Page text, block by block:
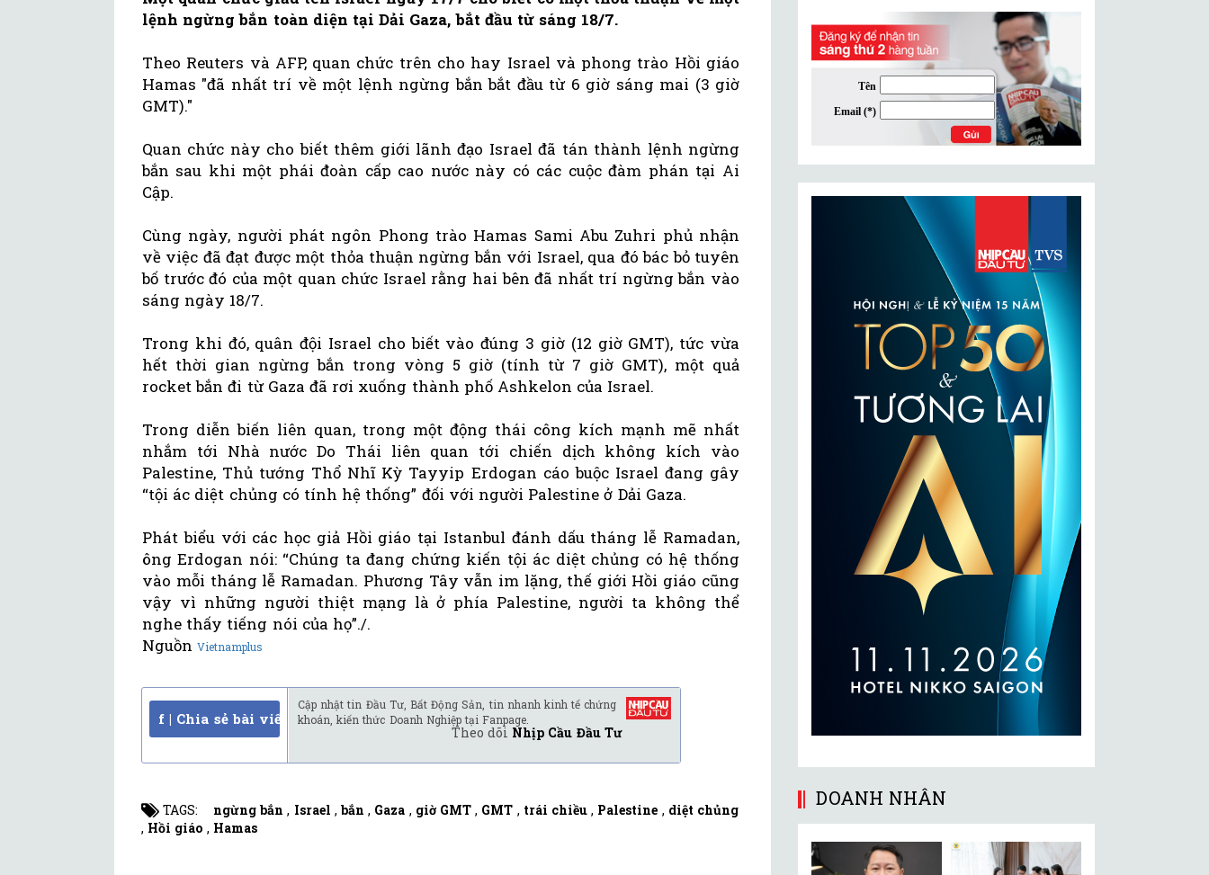
lệnh ngừng bắn toàn diện tại Dải Gaza, bắt đầu từ sáng 18/7.
Theo Reuters và AFP, quan chức trên cho hay Israel và phong trào Hồi giáo
Hamas "đã nhất trí về một lệnh ngừng bắn bắt đầu từ 6 giờ sáng mai (3 giờ
GMT)."
Quan chức này cho biết thêm giới lãnh đạo Israel đã tán thành lệnh ngừng
bắn sau khi một phái đoàn cấp cao nước này có các cuộc đàm phán tại Ai
Cập.
Cùng ngày, người phát ngôn Phong trào Hamas Sami Abu Zuhri phủ nhận
về việc đã đạt được một thỏa thuận ngừng bắn với Israel, qua đó bác bỏ tuyên
bố trước đó của một quan chức Israel rằng hai bên đã nhất trí ngừng bắn vào
sáng ngày 18/7.
Trong khi đó, quân đội Israel cho biết vào đúng 3 giờ (12 giờ GMT), tức vừa
hết thời gian ngừng bắn trong vòng 5 giờ (tính từ 7 giờ GMT), một quả
rocket bắn đi từ Gaza đã rơi xuống thành phố Ashkelon của Israel.
Trong diễn biến liên quan, trong một động thái công kích mạnh mẽ nhất
nhắm tới Nhà nước Do Thái liên quan tới chiến dịch không kích vào
Palestine, Thủ tướng Thổ Nhĩ Kỳ Tayyip Erdogan cáo buộc Israel đang gây
“tội ác diệt chủng có tính hệ thống” đối với người Palestine ở Dải Gaza.
Phát biểu với các học giả Hồi giáo tại Istanbul đánh dấu tháng lễ Ramadan,
ông Erdogan nói: “Chúng ta đang chứng kiến tội ác diệt chủng có hệ thống
vào mỗi tháng lễ Ramadan. Phương Tây vẫn im lặng, thế giới Hồi giáo cũng
vậy vì những người thiệt mạng là ở phía Palestine, người ta không thể
nghe thấy tiếng nói của họ”./.
NguồnVietnamplus
f | Chia sẻ bài viết
Cập nhật tin Đầu Tư, Bất Động Sản, tin nhanh kinh tế chứng
khoán, kiến thức Doanh Nghiệp tại Fanpage.
Theo dõi Nhịp Cầu Đầu Tư
TAGS: ngừng bắn , Israel ,bắn , Gaza , giờ GMT , GMT , trái chiều , Palestine , diệt chủng
, Hồi giáo , Hamas
DOANH NHÂN